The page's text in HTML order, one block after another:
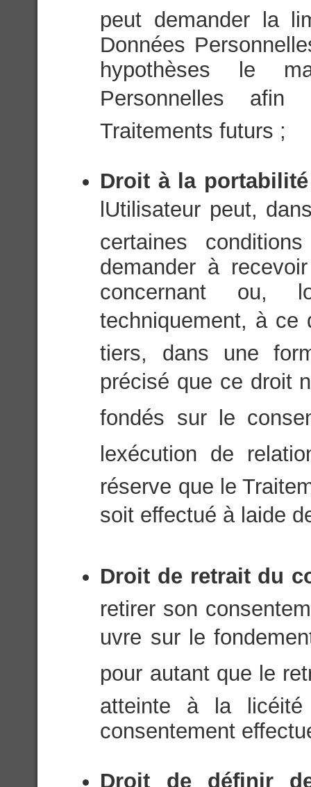
peut demander la
Données
hypothèses le
Personnelles afin
Traitements futurs ;
Droit à la
lUtilisateur peut,
certaines
demander à
concernant ou,
techniquement, à ce
tiers, dans une
précisé que ce droit
fondés sur le
lexécution de
réserve que le
soit effectué à laide
Droit de retrait du
retirer son
uvre sur le
pour autant que le
atteinte à la
consentement
Droit de définir